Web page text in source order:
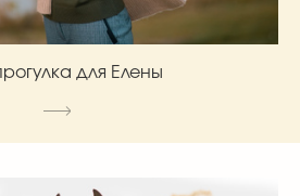
для Елены